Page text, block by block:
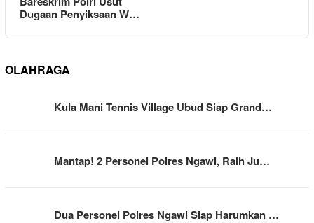
Dugaan Penyiksaan W…
OLAHRAGA
Kula Mani Tennis Village Ubud Siap Grand…
Mantap! 2 Personel Polres Ngawi, Raih Ju…
Dua Personel Polres Ngawi Siap Harumkan …